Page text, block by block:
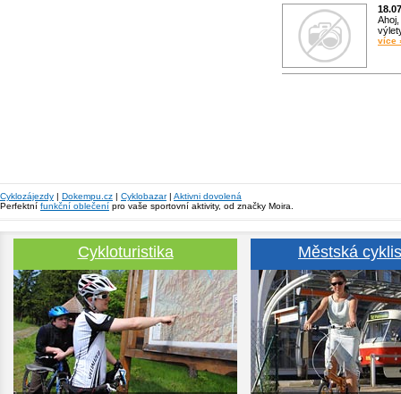
více
Cyklozájezdy | Dokempu.cz | Cyklobazar| Aktivni dovolená
Perfektní funkční oblečení pro vaše sportovní aktivity, od značky Moira.
Cykloturistika Městská